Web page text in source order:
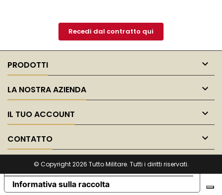
cavalleria, mentre la
vestibilità confortevole
assicura un look...
Recedi dal contratto qui
PRODOTTI 
LA NOSTRA AZIENDA 
IL TUO ACCOUNT 
CONTATTO 
© Copyright 2026 Tutto Militare. Tutti i diritti riservati.
Informativa sulla raccolta
Le tue preferenze relative alla privacy